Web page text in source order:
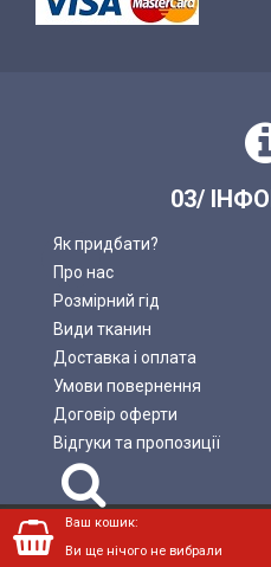
03/
Як придбати?
Про нас
Розмірний гід
Види тканин
Доставка і оплата
Умови повернення
Договір оферти
Відгуки та пропозиції
Пошук
Ваш кошик:
Ви ще нічого не вибрали